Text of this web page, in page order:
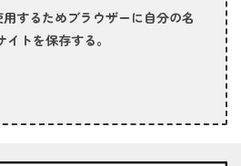
するためブラウザーに自分の名
トを保存する。